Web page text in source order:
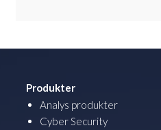
Produkter
Analys produkter
Cyber Security